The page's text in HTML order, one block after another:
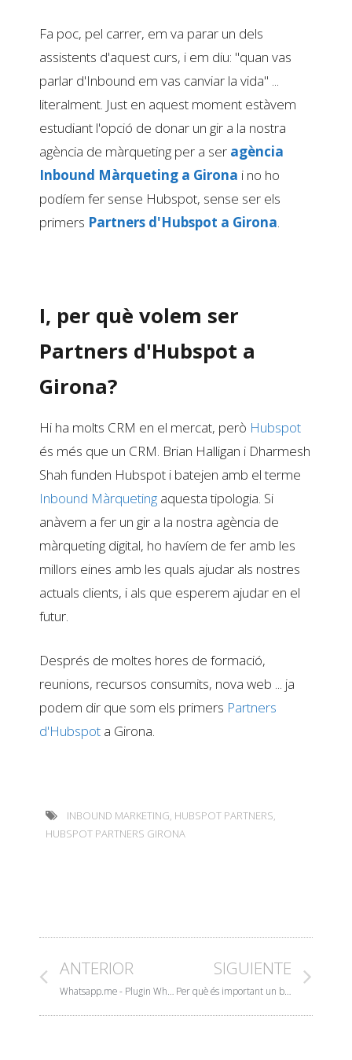
Fa poc, pel carrer, em va parar un dels
assistents d'aquest curs, i em diu: "quan vas
parlar d'Inbound em vas canviar la vida" ...
literalment. Just en aquest moment estàvem
estudiant l'opció de donar un gir a la nostra
agència de màrqueting per a ser agència
Inbound Màrqueting a Girona i no ho
podíem fer sense Hubspot, sense ser els
primers Partners d'Hubspot a Girona.
I, per què volem ser
Partners d'Hubspot a
Girona?
Hi ha molts CRM en el mercat, però Hubspot
és més que un CRM. Brian Halligan i Dharmesh
Shah funden Hubspot i batejen amb el terme
Inbound Màrqueting aquesta tipologia. Si
anàvem a fer un gir a la nostra agència de
màrqueting digital, ho havíem de fer amb les
millors eines amb les quals ajudar als nostres
actuals clients, i als que esperem ajudar en el
futur.
Després de moltes hores de formació,
reunions, recursos consumits, nova web ... ja
podem dir que som els primers Partners
d'Hubspot a Girona.
INBOUND MARKETING, HUBSPOT PARTNERS,
HUBSPOT PARTNERS GIRONA
ANTERIOR SIGUIENTE
Per què és important un buyer persona?